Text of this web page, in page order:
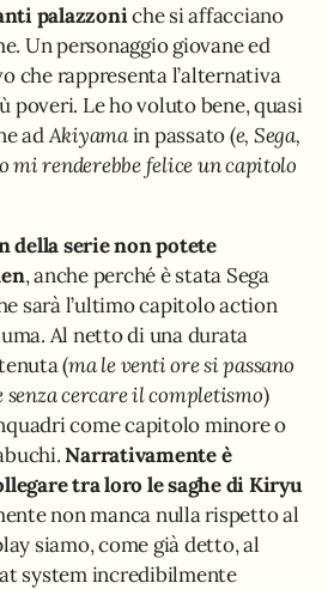
palazzoniche si affacciano
Un personaggio giovane ed
che rappresenta l’alternativa
poveri. Le ho voluto bene, quasi
adAkiyamain passato (e, Sega,
mi renderebbe felice un capitolo
della serie non potete
, anche perché è stata Sega
sarà l’ultimo capitolo action
Al netto di una durata
(ma le venti ore si passano
senza cercare il completismo)
come capitolo minore o
Narrativamente è
tra loro le saghe di Kiryu
non manca nulla rispetto al
siamo, come già detto, al
system incredibilmente